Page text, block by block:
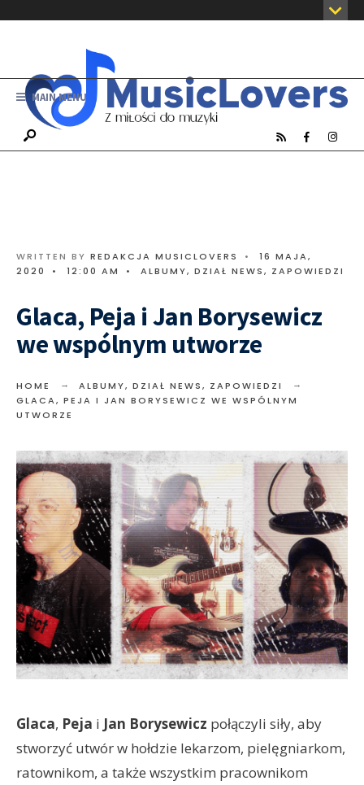
MAIN MENU
WRITTEN BY REDAKCJA MUSICLOVERS •
16 MAJA,
2020
• 12:00 AM • ALBUMY, DZIAŁ NEWS, ZAPOWIEDZI
Glaca, Peja i Jan Borysewicz
we wspólnym utworze
HOME ALBUMY, DZIAŁ NEWS, ZAPOWIEDZI
GLACA, PEJA I JAN BORYSEWICZ WE WSPÓLNYM
UTWORZE
Glaca, Peja i Jan Borysewicz połączyli siły, aby
stworzyć utwór w hołdzie lekarzom, pielęgniarkom,
ratownikom, a także wszystkim pracownikom